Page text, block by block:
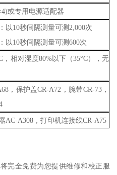
或专用电源适配器
以 10秒间隔测量可测2,000次
以 10秒间隔测量可测600次
，相对湿度80%以下（35°C），无
，保护盖CR-A72，腕带CR-73，
AC-A308，打印机连接线CR-A75
完全免费为您提供维修和校正服